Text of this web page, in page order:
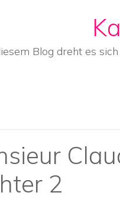
Blog dreht es
Navigation
2